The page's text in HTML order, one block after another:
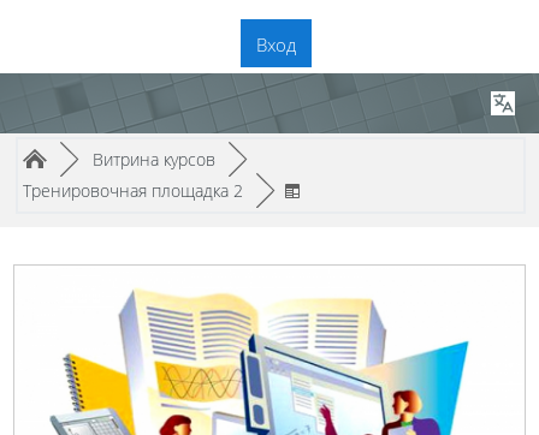
Вход
Путь к странице
/► Витрина курсов /►
Тренировочная площадка 2
/►